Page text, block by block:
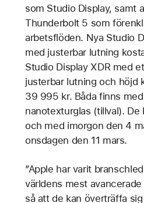
som Studio Display, samt
Thunderbolt 5 som
arbetsflöden. Nya Studio
med justerbar lutning
Studio Display XDR med
justerbar lutning och höjd
39 995 kr. Båda finns
nanotexturglas (tillval). De
och med imorgon den 4
onsdagen den 11 mars.
”Apple har varit
världens mest
så att de kan överträffa